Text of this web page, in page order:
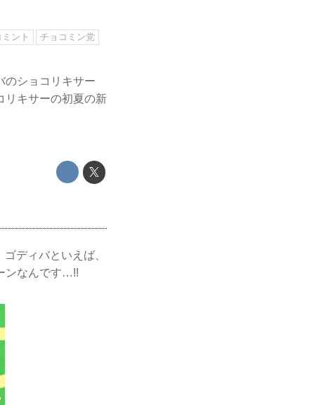
ント チョコミン党
のショコリキサー
リキサーの初夏の新
ゴディバといえば、
ンなんです…!!